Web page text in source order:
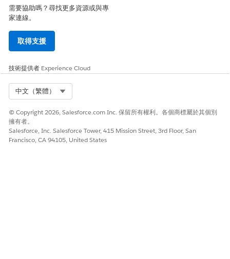
缺少 CSP 來封鎖未經授權的資料洩漏,並限制執行不受信任的外部指
低風險或無風險的時機
為了儘量降低未啟用 Lightning Web 安全性 (LWS) 時的風險,組織
應嚴格執行精簡內容安全性原則 (CSP),以封鎖未經授權的資料洩漏,
並限制執行不受信任的外部指令檔。
此外,對所有第三方受管理封裝和自訂元件執行嚴格的安全性檢閱
(結合 Salesforce Shield 事件監視以偵測異常的資料存取模式) 可提
供對潛在跨命名空間利用的關鍵防護層。
業務與整合考量事項
需要協助嗎？尋找更多資源或與專
家連線。
取得支援
技術提供者 Experience Cloud
中文（繁體）
© Copyright 2026, Salesforce.com Inc. 保留所有權利。各個商標屬於其個別
擁有者。
Salesforce, Inc. Salesforce Tower, 415 Mission Street, 3rd Floor, San
Francisco, CA 94105, United States